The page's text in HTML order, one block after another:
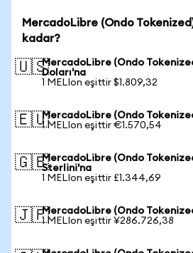
MercadoLibre (Ondo
kadar?
🇺🇸MercadoLibre (Ondo
Doları'na
1 MELIon eşittir $1.809,32
🇪🇺MercadoLibre (Ondo
1 MELIon eşittir €1.570,54
🇬🇧MercadoLibre (Ondo
Sterlini'na
1 MELIon eşittir £1.344,69
🇯🇵MercadoLibre (Ondo
1 MELIon eşittir ¥286.726,38